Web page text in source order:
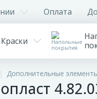
Оплата
Краски
Дополнительные